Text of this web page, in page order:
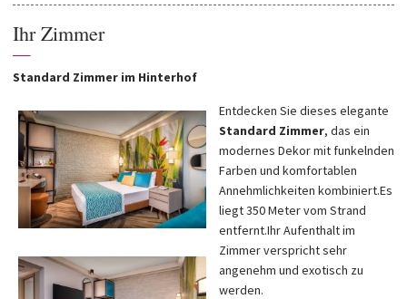
Service zu bieten und gleichzeitig deren Sicherheit sowie die der
Mitarbeiter zu gewährleisten.
Bitte beachten Sie: Die sanitären Maßnahmen können entsprechend den
Empfehlungen der Regierung geändert werden. Infolgedessen kann der
Zugang zu bestimmten Einrichtungen und Infrastrukturen beeinträchtigt
Ihr Zimmer
—
Standard Zimmer im Hinterhof
Entdecken Sie dieses elegante
Standard Zimmer, das ein
modernes Dekor mit funkelnden
Farben und komfortablen
Annehmlichkeiten kombiniert.Es
liegt 350 Meter vom Strand
entfernt.Ihr Aufenthalt im
Zimmer verspricht sehr
angenehm und exotisch zu
werden.